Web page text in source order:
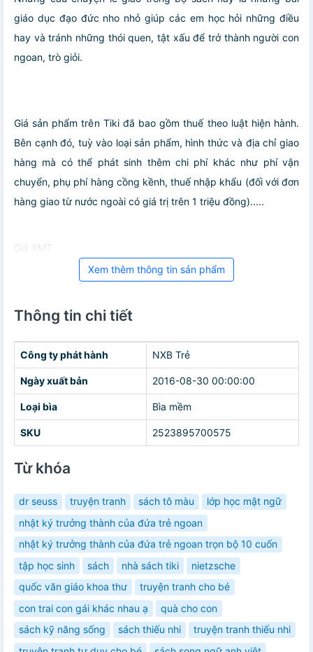
giáo dục đạo đức nho nhỏ giúp các em học hỏi những điều
hay và tránh những thói quen, tật xấu để trở thành người con
ngoan, trò giỏi.
Giá sản phẩm trên Tiki đã bao gồm thuế theo luật hiện hành.
Bên cạnh đó, tuỳ vào loại sản phẩm, hình thức và địa chỉ giao
hàng mà có thể phát sinh thêm chi phí khác như phí vận
chuyển, phụ phí hàng cồng kềnh, thuế nhập khẩu (đối với đơn
hàng giao từ nước ngoài có giá trị trên 1 triệu đồng).....
Giá XMT
Xem thêm thông tin sản phẩm
Thông tin chi tiết
Công ty phát hành NXB Trẻ
Ngày xuất bản 2016-08-30 00:00:00
Loại bìa Bìa mềm
SKU 2523895700575
Từ khóa
dr seuss truyện tranh sách tô màu
lớp học mật ngữ
nhật ký trưởng thành của đứa trẻ ngoan
nhật ký trưởng thành của đứa trẻ ngoan trọn bộ 10 cuốn
tập học sinh
sách nhà sách tiki
nietzsche
quốc văn giáo khoa thư
truyện tranh cho bé
con trai con gái khác nhau ạ
quà cho con
sách kỹ năng sống
sách thiếu nhi
truyện tranh thiếu nhi